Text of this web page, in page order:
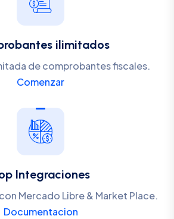
ilimitados
de comprobantes fiscales.
Comenzar
Integraciones
Mercado Libre & Market Place.
Documentacion